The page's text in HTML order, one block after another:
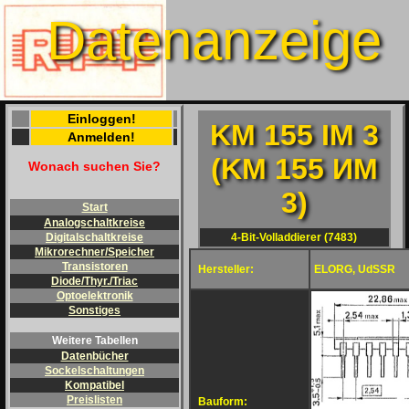
Datenanzeige
Einloggen!
Anmelden!
Wonach suchen Sie?
Start
Analogschaltkreise
Digitalschaltkreise
Mikrorechner/Speicher
Transistoren
Diode/Thyr./Triac
Optoelektronik
Sonstiges
Weitere Tabellen
Datenbücher
Sockelschaltungen
Kompatibel
Preislisten
KM 155 IM 3
(KM 155 ИM
3)
4-Bit-Volladdierer (7483)
Hersteller: ELORG, UdSSR
Bauform: